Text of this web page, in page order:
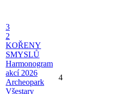
3
2
KOŘENY
SMYSLŮ
Harmonogram
akcí 2026
Archeopark
Všestary
4